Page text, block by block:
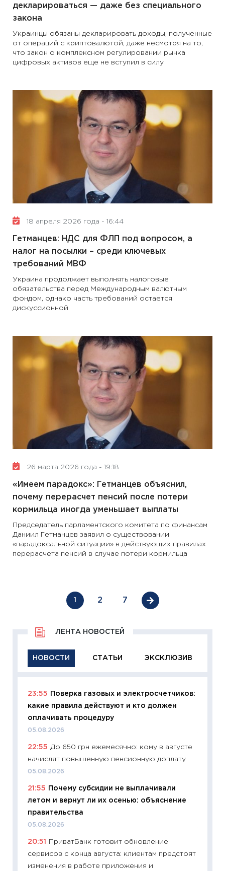
декларироваться — даже без специального
закона
Украинцы обязаны декларировать доходы, полученные
от операций с криптовалютой, даже несмотря на то,
что закон о комплексном регулировании рынка
цифровых активов еще не вступил в силу
18 апреля 2026 года - 16:44
Гетманцев: НДС для ФЛП под вопросом, а
налог на посылки – среди ключевых
требований МВФ
Украина продолжает выполнять налоговые
обязательства перед Международным валютным
фондом, однако часть требований остается
дискуссионной
26 марта 2026 года - 19:18
«Имеем парадокс»: Гетманцев объяснил,
почему перерасчет пенсий после потери
кормильца иногда уменьшает выплаты
Председатель парламентского комитета по финансам
Даниил Гетманцев заявил о существовании
«парадоксальной ситуации» в действующих правилах
перерасчета пенсий в случае потери кормильца
1 2 7
НОВОСТИ СТАТЬИ ЭКСКЛЮЗИВ
ЛЕНТА НОВОСТЕЙ
23:55
Поверка газовых и электросчетчиков:
какие правила действуют и кто должен
оплачивать процедуру
05.08.2026
22:55 До 650 грн ежемесячно: кому в августе
начислят повышенную пенсионную доплату
05.08.2026
21:55
Почему субсидии не выплачивали
летом и вернут ли их осенью: объяснение
правительства
05.08.2026
20:51
ПриватБанк готовит обновление
сервисов с конца августа: клиентам предстоят
изменения в работе приложения и